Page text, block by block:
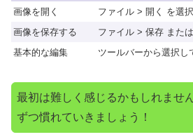
画像を開く
ファイル > 開く を選択
画像を保存する
ファイル > 保存 また
基本的な編集
ツールバーから選択し
最初は難しく感じるかもしれませ
ずつ慣れていきましょう！